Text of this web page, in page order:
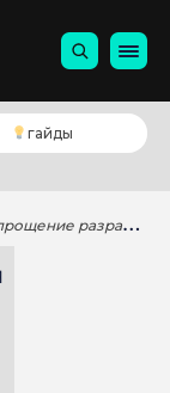
гайды
развертывания